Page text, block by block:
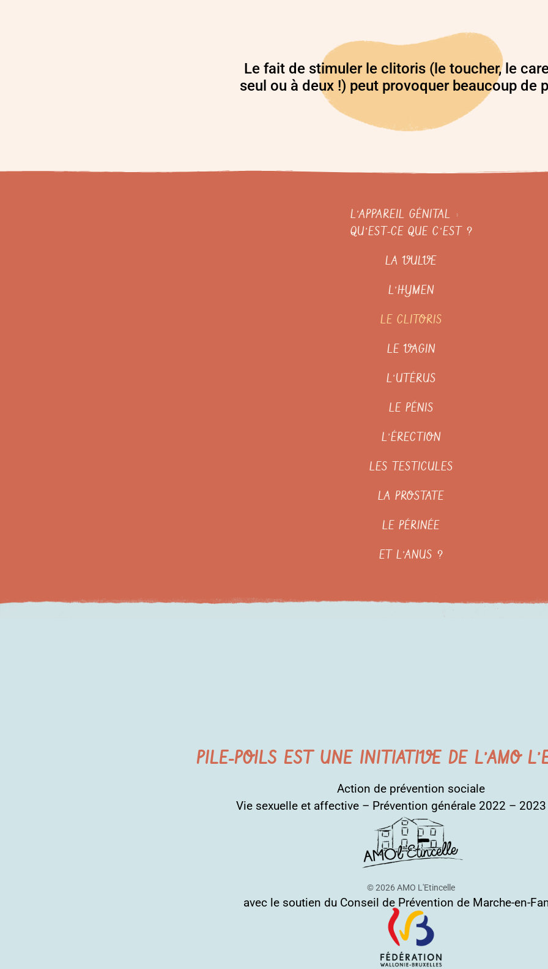
Le fait de stimuler le clitoris (le toucher, le
seul ou à deux !) peut provoquer beaucoup de
L’APPAREIL GÉNITAL :
QU’EST-CE QUE C’EST ?
LA VULVE
L’HYMEN
LE CLITORIS
LE VAGIN
L’UTÉRUS
LE PÉNIS
L’ÉRECTION
LES TESTICULES
LA PROSTATE
LE PÉRINÉE
ET L’ANUS ?
PILE-POILS EST UNE INITIATIVE DE L’AMO
Action de prévention sociale
Vie sexuelle et affective – Prévention générale 2022 –
© 2026 AMO L'Etincelle
avec le soutien du Conseil de Prévention de Marche-en-